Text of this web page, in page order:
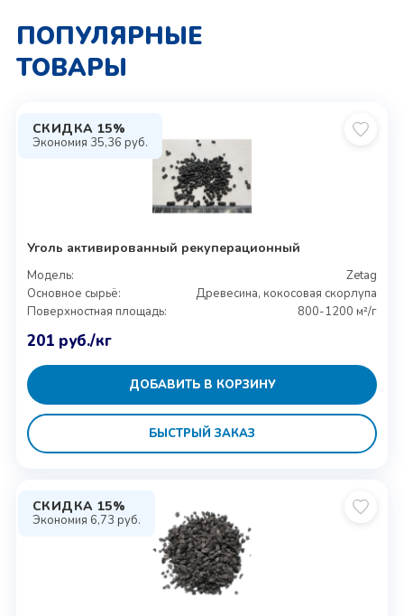
ПОПУЛЯРНЫЕ
ТОВАРЫ
СКИДКА 15%
Экономия 35,36 руб.
Уголь активированный рекуперационный
Модель:
Zetag
Основное сырьё:
Древесина, кокосовая скорлупа
Поверхностная площадь:
800-1200 м²/г
201 руб./кг
ДОБАВИТЬ В КОРЗИНУ
БЫСТРЫЙ ЗАКАЗ
СКИДКА 15%
Экономия 6,73 руб.